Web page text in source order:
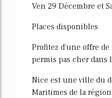
Ven 29 Décembre et
Places disponibles
Profitez d'une offre
permis pas cher dans
Nice est une ville du
Maritimes de la